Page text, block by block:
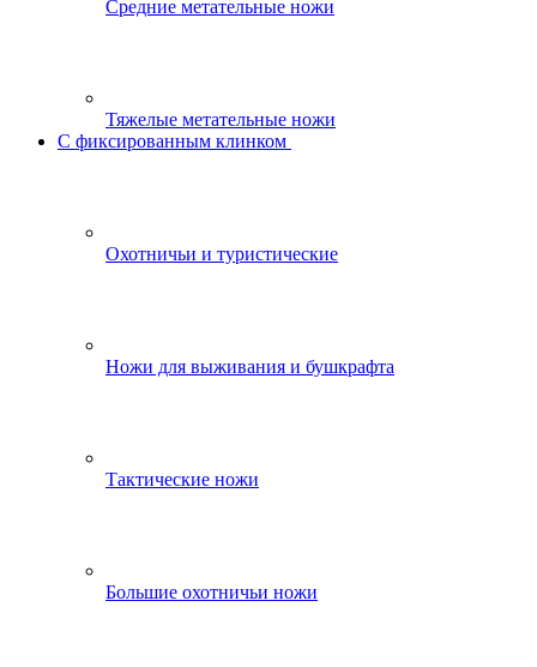
Средние метательные ножи
Тяжелые метательные ножи
С фиксированным клинком
Охотничьи и туристические
Ножи для выживания и бушкрафта
Тактические ножи
Большие охотничьи ножи